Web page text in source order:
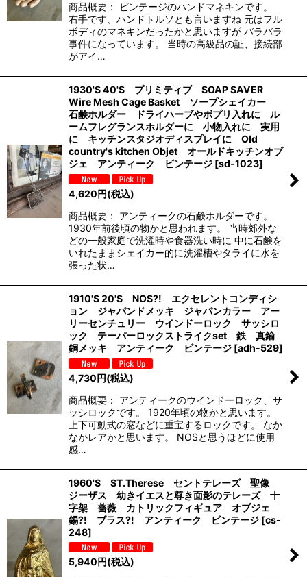
商品概要： ビンテージのハンドマネキンです。
右手です、ハンドトルソとも言いますね 元はフル
ボディのマネキンだったかと思いますが バラバラ
事件になっています。 当時の高級品の証、接続部
がアイ…
1930'S 40'S プリミティブ SOAP SAVER
Wire Mesh Cage Basket ソープシェイカー
石鹸ホルダー ドライハーブやポプリ入れに ル
ームフレグランスホルダーに 小物入れに 実用
に キッチンスタジオディスプレイに Old
‎country's kitchen Objet オールドキッチンオブ
ジェ アンティーク ビンテージ [sd-1023]
4,620円(税込)
商品概要： アンティークの石鹸ホルダーです。
1930年前後頃の物かと思われます。 当時郊外な
どの一般家庭で洗濯時や食器洗い時に 中に石鹸を
いれたままシェイカー的に洗濯槽やタライに水を
張った状…
1910'S 20'S NOS?! エクセレントコンディシ
ョン ジャパンドメッキ ジャパンカラー アー
リーセンチュリー ウインドーロック サッシロ
ック テーパーロックストライクset 鉄 真鍮
銅メッキ アンティーク ビンテージ [adh-529]
4,730円(税込)
商品概要： アンティークのウインドーロック、サ
ッシロックです。 1920年頃の物かと思います。
上下可動式の窓などに重宝するロックです。 なか
なかレアかと思います。 NOSと思うほどに使用
感…
1960'S ST.Therese セントテレーズ 聖像
ジーザス 幼きイエスと尊き面影のテレーズ 十
字架 薔薇 カトリックフィギュア オブジェ
錫?! ブラス?! アンティーク ビンテージ [cs-
248]
5,940円(税込)